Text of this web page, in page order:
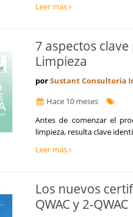
Leer más
7 aspectos
Limpieza
porSustant Consultoría
Hace 10 meses
Antes de comenzar el
limpieza, resulta clave
Leer más
Los nuevos
QWAC y 2-QWAC